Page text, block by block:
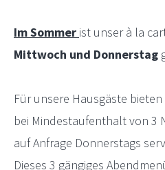
Im Sommer ist unser à la
Mittwoch und Donnerstag
Für unsere Hausgäste
bei Mindestaufenthalt von 3
auf Anfrage Donnerstags
Dieses 3 gängiges